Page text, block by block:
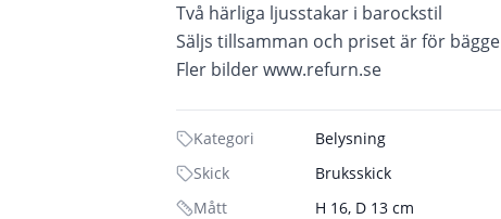
Två härliga ljusstakar i barockstil
Säljs tillsamman och priset är för bägge
Fler bilder www.refurn.se
Kategori
Belysning
Skick
Bruksskick
Mått
H 16, D 13 cm